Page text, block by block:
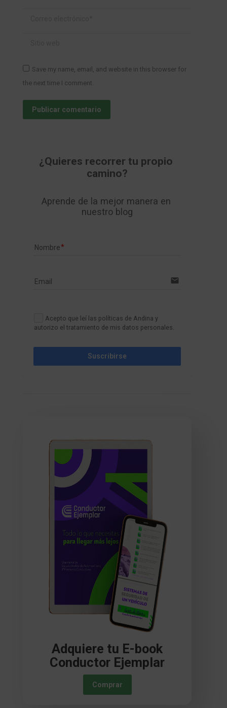
Save my name, email, and website in this browser for
the next time I comment.
Publicar comentario
¿Quieres recorrer tu propio
camino?
Aprende de la mejor manera en
nuestro blog
Nombre
Email email
Acepto que leí las políticas de Andina y
autorizo el tratamiento de mis datos personales.
Suscribirse
Adquiere tu E-book
Conductor Ejemplar
Comprar